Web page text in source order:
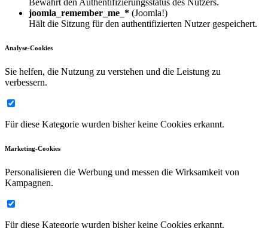
joomla_remember_me_* (Joomla!)
Hält die Sitzung für den authentifizierten Nutzer gespeichert.
Analyse-Cookies
Sie helfen, die Nutzung zu verstehen und die Leistung zu
verbessern.
Für diese Kategorie wurden bisher keine Cookies erkannt.
Marketing-Cookies
Personalisieren die Werbung und messen die Wirksamkeit von
Kampagnen.
Für diese Kategorie wurden bisher keine Cookies erkannt.